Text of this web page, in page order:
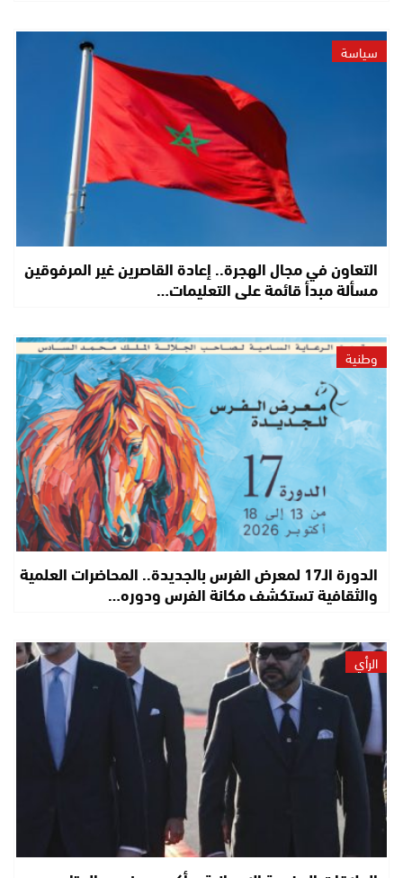
سياسة
التعاون في مجال الهجرة.. إعادة القاصرين غير المرفوقين
مسألة مبدأ قائمة على التعليمات…
وطنية
الدورة الـ17 لمعرض الفرس بالجديدة.. المحاضرات العلمية
والثقافية تستكشف مكانة الفرس ودوره…
الرأي